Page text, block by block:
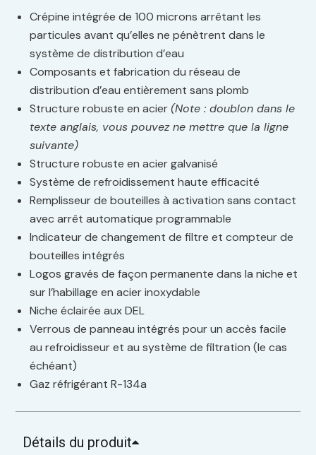
Crépine intégrée de 100 microns arrêtant les
particules avant qu’elles ne pénètrent dans le
système de distribution d’eau
Composants et fabrication du réseau de
distribution d’eau entièrement sans plomb
Structure robuste en acier(Note : doublon dans le
texte anglais, vous pouvez ne mettre que la ligne
suivante)
Structure robuste en acier galvanisé
Système de refroidissement haute efficacité
Remplisseur de bouteilles à activation sans contact
avec arrêt automatique programmable
Indicateur de changement de filtre et compteur de
bouteilles intégrés
Logos gravés de façon permanente dans la niche et
sur l’habillage en acier inoxydable
Niche éclairée aux DEL
Verrous de panneau intégrés pour un accès facile
au refroidisseur et au système de filtration (le cas
échéant)
Gaz réfrigérant R-134a
Détails du produit